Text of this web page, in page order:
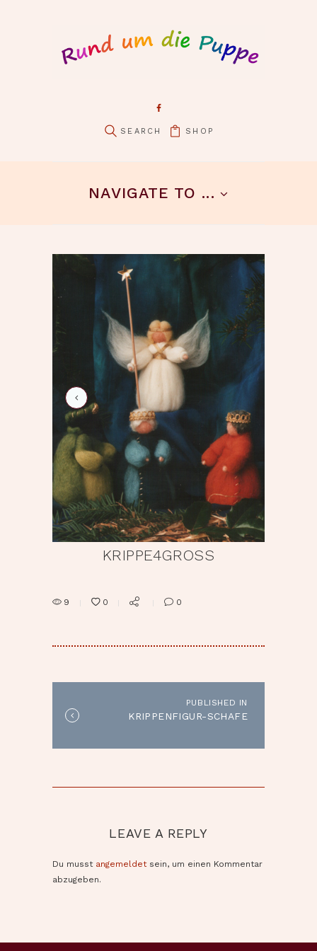
SHOP
NAVIGATE TO ...
KRIPPE4GROSS
9 0 0
PUBLISHED IN
post:
KRIPPENFIGUR-SCHAFE
LEAVE A REPLY
Du musst angemeldetsein, um einen Kommentar
abzugeben.